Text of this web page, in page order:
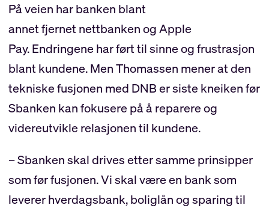
På veien har banken blant
annet fjernet nettbanken og Apple
Pay. Endringene har ført til sinne og frustrasjon
blant kundene. Men Thomassen mener at den
tekniske fusjonen med DNB er siste kneiken før
Sbanken kan fokusere på å reparere og
videreutvikle relasjonen til kundene.
– Sbanken skal drives etter samme prinsipper
som før fusjonen. Vi skal være en bank som
leverer hverdagsbank, boliglån og sparing til